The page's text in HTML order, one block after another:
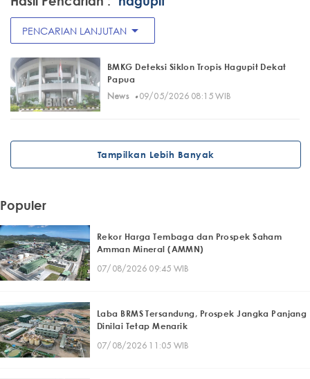
PENCARIAN LANJUTAN arrow_drop_down
BMKG Deteksi Siklon Tropis Hagupit Dekat
Papua
News· 09/05/2026 08:15 WIB
Tampilkan Lebih Banyak
Populer
Rekor Harga Tembaga dan Prospek Saham
Amman Mineral (AMMN)
07/08/2026 09:45 WIB
Laba BRMS Tersandung, Prospek Jangka Panjang
Dinilai Tetap Menarik
07/08/2026 11:05 WIB